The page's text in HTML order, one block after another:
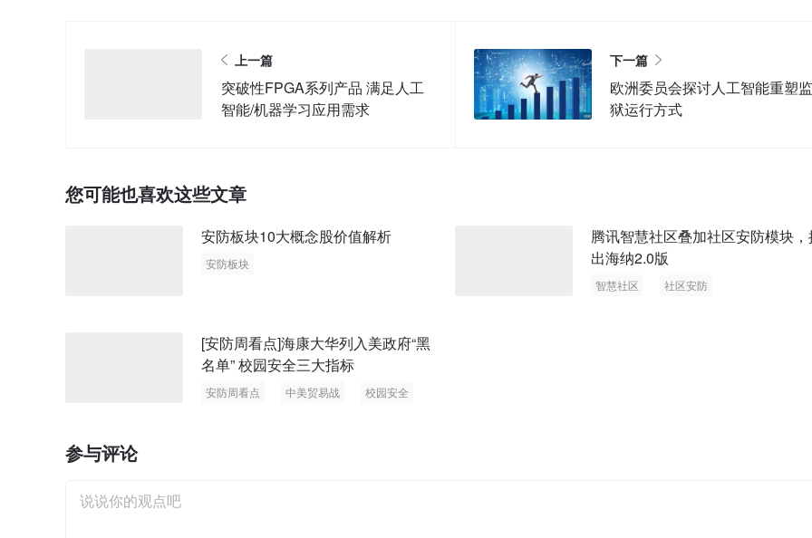
上一篇
突破性FPGA系列产品 满足人工
智能/机器学习应用需求
下一篇
欧洲委员会探讨人工智能重塑监
狱运行方式
您可能也喜欢这些文章
安防板块10大概念股价值解析
安防板块
腾讯智慧社区叠加社区安防模块
出海纳2.0版
智慧社区 社区安防
[安防周看点]海康大华列入美政府“黑
名单” 校园安全三大指标
安防周看点 中美贸易战 校园安全
参与评论